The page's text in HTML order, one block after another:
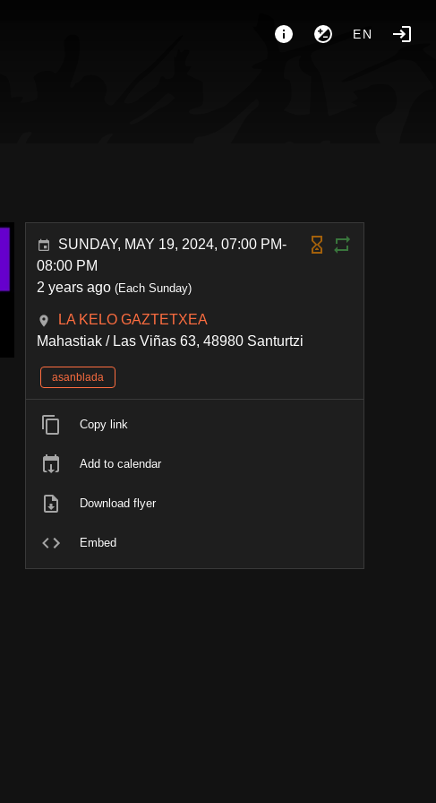
EN
SUNDAY, MAY 19, 2024, 07:00 PM-
08:00 PM
2 years ago (Each Sunday)
LA KELO GAZTETXEA
Mahastiak / Las Viñas 63, 48980 Santurtzi
asanblada
Copy link
Add to calendar
Download flyer
Embed